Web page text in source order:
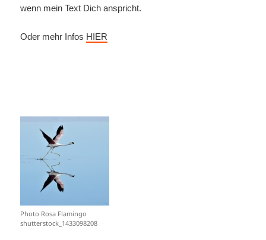
wenn mein Text Dich anspricht.
Oder mehr Infos HIER
Photo Rosa Flamingo
shutterstock_1433098208